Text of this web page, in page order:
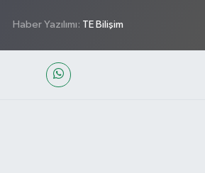
Haber Yazılımı: TE Bilişim